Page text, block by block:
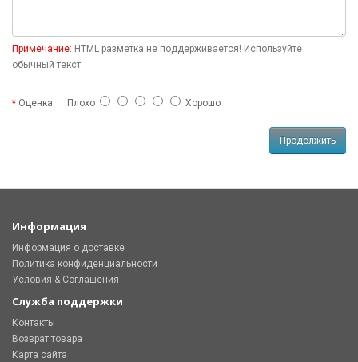
Примечание: HTML разметка не поддерживается! Используйте
обычный текст.
Оценка: Плохо Хорошо
Продолжить
Информация
Информация о доставке
Политика конфиденциальности
Условия & Соглашения
Служба поддержки
Контакты
Возврат товара
Карта сайта